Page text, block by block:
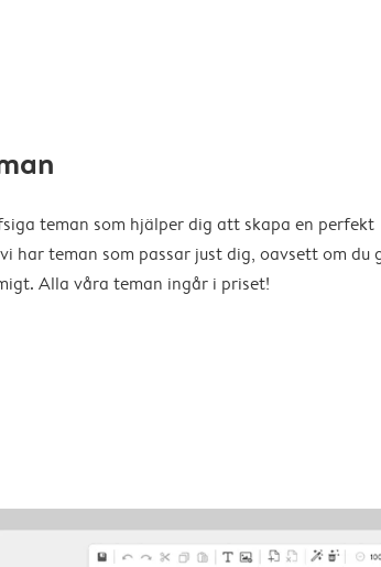
teman som hjälper dig att skapa en perfekt
har teman som passar just dig, oavsett om du
Alla våra teman ingår i priset!